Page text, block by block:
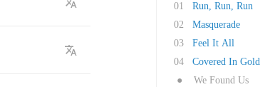
01
Run, Run, Run
02
Masquerade
03
Feel It All
04
Covered In Gold
●
We Found Us